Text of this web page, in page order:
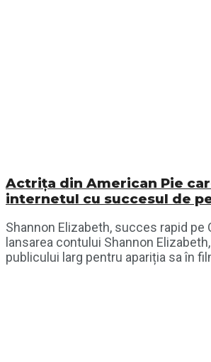
Actrița din American Pie
internetul cu succesul de
Shannon Elizabeth, succes rapid pe
lansarea contului Shannon
publicului larg pentru apariția sa în